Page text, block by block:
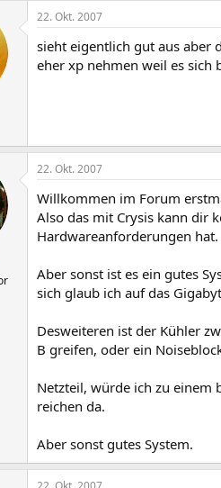
22. Okt. 2007
sieht eigentlich gut aus aber
eher xp nehmen weil es sich
22. Okt. 2007
Willkommen im Forum
Also das mit Crysis kann dir
Hardwareanforderungen hat.
Aber sonst ist es ein gutes
sich glaub ich auf das
Desweiteren ist der Kühler
B greifen, oder ein
Netzteil, würde ich zu einem
reichen da.
Aber sonst gutes System.